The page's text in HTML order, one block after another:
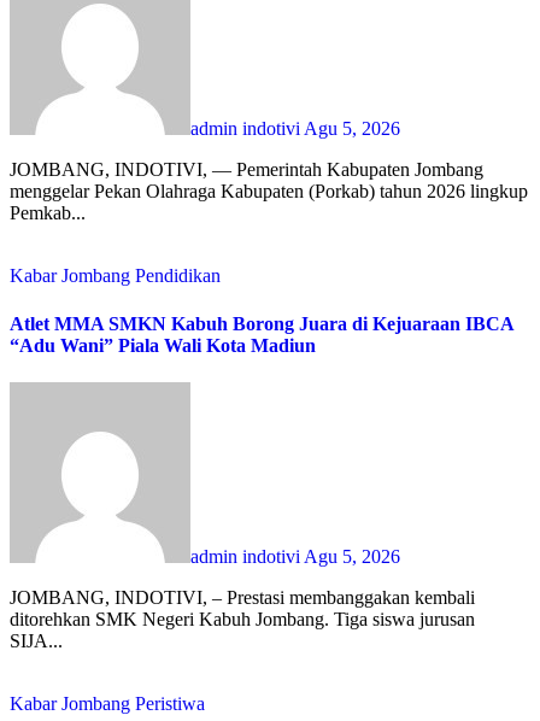
admin indotivi Agu 5, 2026
JOMBANG, INDOTIVI, — Pemerintah Kabupaten Jombang
menggelar Pekan Olahraga Kabupaten (Porkab) tahun 2026 lingkup
Pemkab...
Kabar Jombang Pendidikan
Atlet MMA SMKN Kabuh Borong Juara di Kejuaraan IBCA
“Adu Wani” Piala Wali Kota Madiun
admin indotivi Agu 5, 2026
JOMBANG, INDOTIVI, – Prestasi membanggakan kembali
ditorehkan SMK Negeri Kabuh Jombang. Tiga siswa jurusan
SIJA...
Kabar Jombang Peristiwa